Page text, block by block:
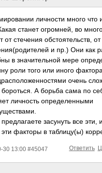
личности много что
станет огромней, во
от стечения обстоятельств, от
и пр.) Они как
в значительной мере
роли того или иного фактора.
очень
А борьба сама по
личность определенными
засунуть все эти,
эти факторы в таблицу(ы)
30 13:00 #45047 Ответить